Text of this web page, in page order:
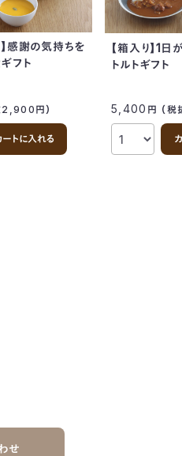
】感謝の気持ちを
フト
2,900円）
ートに入れる
【箱入り】1
トルトギフト
5,400 円 （
せ